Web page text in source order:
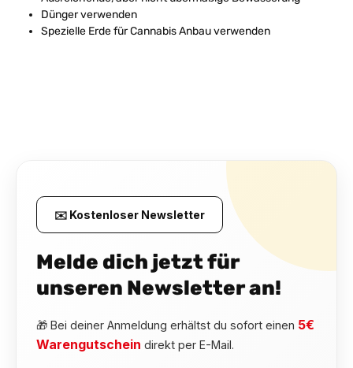
Dünger verwenden
Spezielle Erde für Cannabis Anbau verwenden
✉️ Kostenloser Newsletter
Melde dich jetzt für
unseren Newsletter an!
🎁 Bei deiner Anmeldung erhältst du sofort einen 5€
Warengutschein direkt per E-Mail.